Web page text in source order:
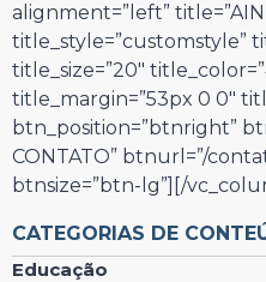
alignment=”left”
title_style=”customstyle”
title_size=”20″
title_margin=”53px 0 0″
btn_position=”btnright”
CONTATO” btnurl=”/
btnsize=”btn-lg”][/
CATEGORIAS DE
Educação